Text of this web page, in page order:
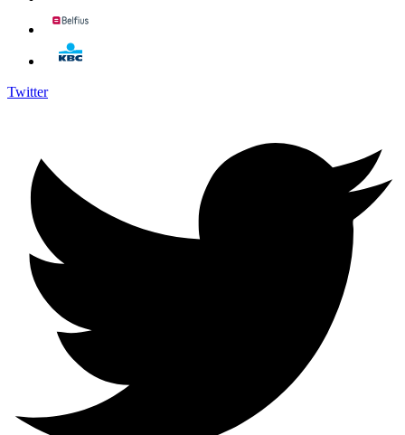
Twitter